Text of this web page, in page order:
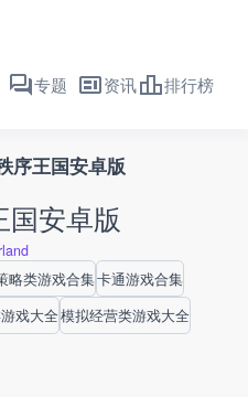
专题 资讯 排行榜
序王国安卓版
国安卓版
略类游戏合集卡通游戏合集
戏大全模拟经营类游戏大全